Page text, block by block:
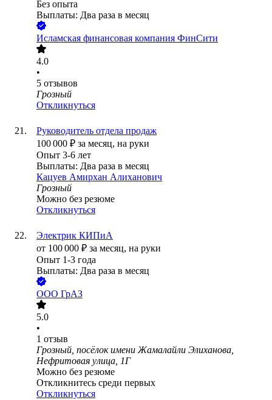
Без опыта
Выплаты: Два раза в месяц
Исламская финансовая компания ФинСити
4.0
•
5 отзывов
Грозный
Откликнуться
Руководитель отдела продаж
100 000 ₽ за месяц, на руки
Опыт 3-6 лет
Выплаты: Два раза в месяц
Кацуев Амирхан Алиханович
Грозный
Можно без резюме
Откликнуться
Электрик КИПиА
от 100 000 ₽ за месяц, на руки
Опыт 1-3 года
Выплаты: Два раза в месяц
ООО ГрАЗ
5.0
•
1 отзыв
Грозный, посёлок имени Жамалайли Элиханова,
Нефритовая улица, 1Г
Можно без резюме
Откликнитесь среди первых
Откликнуться